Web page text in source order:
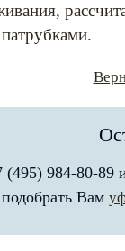
(495) 984-80-89
подобрать Вам